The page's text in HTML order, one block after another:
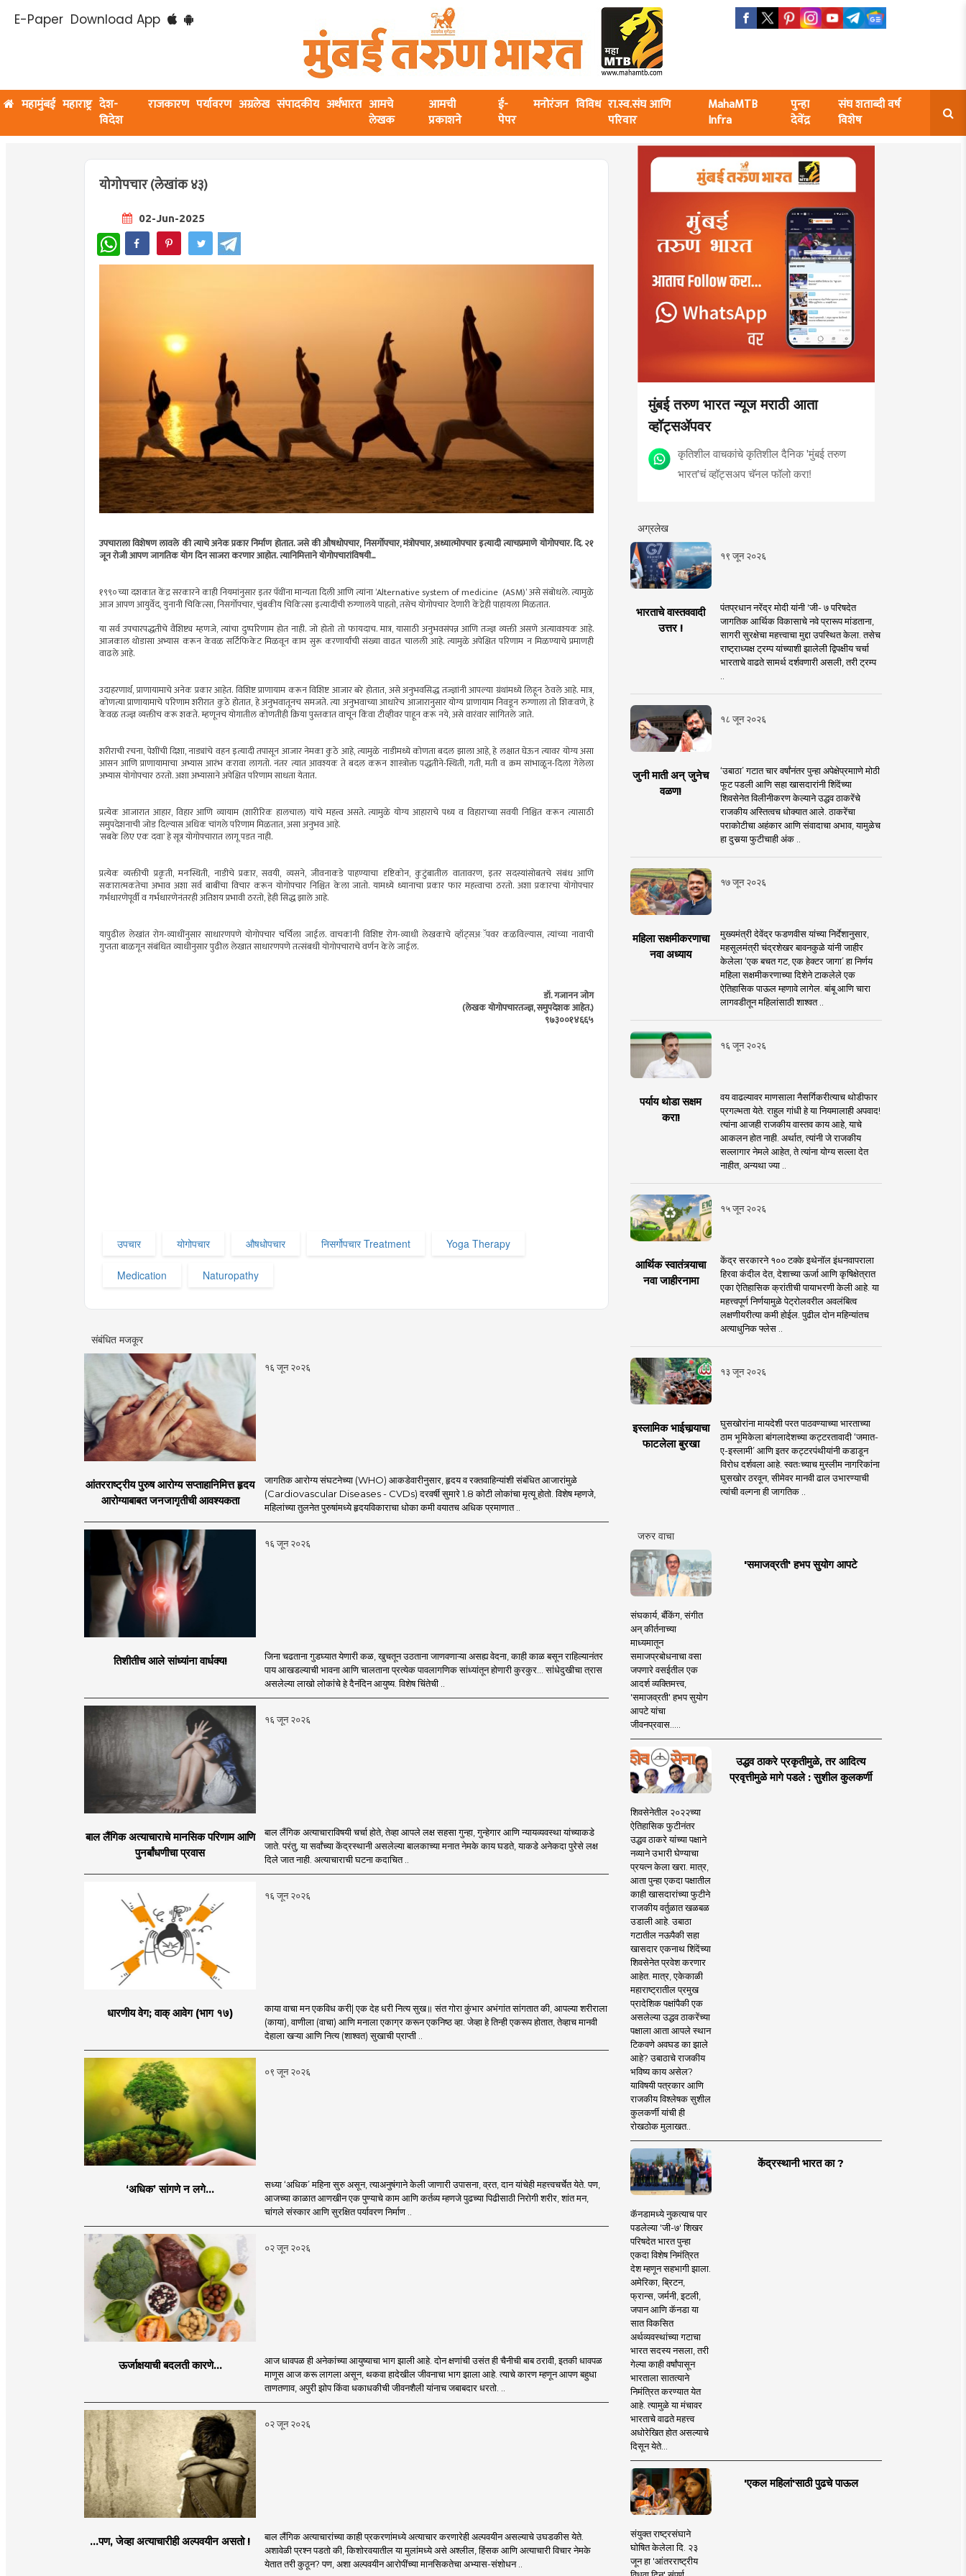
E-Paper Download App
महामुंबई महाराष्ट्र देश-
विदेश
राजकारण पर्यावरण अग्रलेख संपादकीय अर्थभारत आमचे
लेखक
आमची
प्रकाशने
ई-
पेपर
मनोरंजन विविध रा.स्व.संघ आणि
परिवार
MahaMTB
Infra
पुन्हा
देवेंद्र
संघ शताब्दी वर्ष
विशेष
योगोपचार (लेखांक ४३)
02-Jun-2025
WhatsApp
उपचाराला विशेषण लावले की त्याचे अनेक प्रकार निर्माण होतात. जसे की औषधोपचार, निसर्गोपचार, मंत्रोपचार, अध्यात्मोपचार इत्यादी त्याचप्रमाणे योगोपचार. दि. २१
जून रोजी आपण जागतिक योग दिन साजरा करणार आहोत. त्यानिमित्ताने योगोपचारांविषयी...
१९९०च्या दशकात केंद्र सरकारने काही नियमांनुसार इतर पॅथींना मान्यता दिली आणि त्यांना ’Alternative system of medicine (ASM)’ असे संबोधले. त्यामुळे
आज आपण आयुर्वेद, युनानी चिकित्सा, निसर्गोपचार, चुंबकीय चिकित्सा इत्यादींची रुग्णालये पाहतो, तसेच योगोपचार देणारी केंद्रेही पाहायला मिळतात.
या सर्व उपचारपद्धतीचे वैशिष्ट्य म्हणजे, त्यांचा दुष्परिणाम होत नाही. जो होतो तो फायदाच. मात्र, यासाठी अनुभवसंपन्न आणि तज्ज्ञ व्यक्ती असणे अत्यावश्यक आहे.
आजकाल थोडासा अभ्यास करून केवळ सर्टिफिकेट मिळवून काम सुरू करणार्यांची संख्या वाढत चालली आहे. त्यामुळे अपेक्षित परिणाम न मिळण्याचे प्रमाणही
वाढले आहे.
उदाहरणार्थ, प्राणायामाचे अनेक प्रकार आहेत. विशिष्ट प्राणायाम करून विशिष्ट आजार बरे होतात, असे अनुभवसिद्ध तज्ज्ञांनी आपल्या ग्रंथांमध्ये लिहून ठेवले आहे. मात्र,
कोणत्या प्राणायामाचे परिणाम शरीरात कुठे होतात, हे अनुभवातूनच समजते. त्या अनुभवाच्या आधारेच आजारानुसार योग्य प्राणायाम निवडून रुग्णाला तो शिकवणे, हे
केवळ तज्ज्ञ व्यक्तीच करू शकते. म्हणूनच योगातील कोणतीही क्रिया पुस्तकात वाचून किंवा टीव्हीवर पाहून करू नये, असे वारंवार सांगितले जाते.
शरीराची रचना, पेशींची दिशा, नाड्यांचे वहन इत्यादी तपासून आजार नेमका कुठे आहे, त्यामुळे नाडीमध्ये कोणता बदल झाला आहे, हे लक्षात घेऊन त्यावर योग्य असा
आसन आणि प्राणायामाचा अभ्यास आरंभ करावा लागतो. नंतर त्यात आवश्यक ते बदल करून शास्त्रोक्त पद्धतीने-स्थिती, गती, मती व क्रम सांभाळून-दिला गेलेला
अभ्यास योगोपचार ठरतो. अशा अभ्यासाने अपेक्षित परिणाम साधता येतात.
प्रत्येक आजारात आहार, विहार आणि व्यायाम (शारीरिक हालचाल) यांचे महत्त्व असते. त्यामुळे योग्य आहाराचे पथ्य व विहाराच्या सवयी निश्चित करून त्यासाठी
समुपदेशनाची जोड दिल्यास अधिक चांगले परिणाम मिळतात, असा अनुभव आहे.
‘सबके लिए एक दवा’ हे सूत्र योगोपचारात लागू पडत नाही.
प्रत्येक व्यक्तीची प्रकृती, मनःस्थिती, नाडीचे प्रकार, सवयी, व्यसने, जीवनाकडे पाहण्याचा दृष्टिकोन, कुटुंबातील वातावरण, इतर सदस्यांसोबतचे संबंध आणि
सकारात्मकतेचा अभाव अशा सर्व बाबींचा विचार करून योगोपचार निश्चित केला जातो. यामध्ये ध्यानाचा प्रकार फार महत्त्वाचा ठरतो. अशा प्रकारचा योगोपचार
गर्भधारणेपूर्वी व गर्भधारणेनंतरही अतिशय प्रभावी ठरतो, हेही सिद्ध झाले आहे.
यापुढील लेखांत रोग-व्याधींनुसार साधारणपणे योगोपचार चर्चिला जाईल. वाचकांनी विशिष्ट रोग-व्याधी लेखकाचे व्हॉट्सअॅपवर कळविल्यास, त्यांच्या नावाची
गुप्तता बाळगून संबंधित व्याधीनुसार पुढील लेखात साधारणपणे तत्संबधी योगोपचाराचे वर्णन केले जाईल.
डॉ. गजानन जोग
(लेखक योगोपचारतज्ज्ञ, समुपदेशक आहेत.)
९७३००१४६६५
उपचार योगोपचार औषधोपचार निसर्गोपचार Treatment Yoga Therapy
Medication Naturopathy
संबंधित मजकूर
१६ जून २०२६
आंतरराष्ट्रीय पुरुष आरोग्य सप्ताहानिमित्त हृदय
आरोग्याबाबत जनजागृतीची आवश्यकता
जागतिक आरोग्य संघटनेच्या (WHO) आकडेवारीनुसार, हृदय व रक्तवाहिन्यांशी संबंधित आजारांमुळे
(Cardiovascular Diseases - CVDs) दरवर्षी सुमारे 1.8 कोटी लोकांचा मृत्यू होतो. विशेष म्हणजे,
महिलांच्या तुलनेत पुरुषांमध्ये हृदयविकाराचा धोका कमी वयातच अधिक प्रमाणात ..
१६ जून २०२६
तिशीतीच आले सांध्यांना वार्धक्य!
जिना चढताना गुडघ्यात येणारी कळ, खुचतून उठताना जाणवणाऱ्या असह्य वेदना, काही काळ बसून राहिल्यानंतर
पाय आखडल्याची भावना आणि चालताना प्रत्येक पावलागणिक सांध्यांतून होणारी कुरकुर... सांधेदुखीचा त्रास
असलेल्या लाखो लोकांचे हे दैनंदिन आयुष्य. विशेष चिंतेची ..
१६ जून २०२६
बाल लैंगिक अत्याचाराचे मानसिक परिणाम आणि
पुनर्बांधणीचा प्रवास
बाल लैंगिक अत्याचाराविषयी चर्चा होते, तेव्हा आपले लक्ष सहसा गुन्हा, गुन्हेगार आणि न्यायव्यवस्था यांच्याकडे
जाते. परंतु, या सर्वांच्या केंद्रस्थानी असलेल्या बालकाच्या मनात नेमके काय घडते, याकडे अनेकदा पुरेसे लक्ष
दिले जात नाही. अत्याचाराची घटना कदाचित ..
१६ जून २०२६
धारणीय वेग; वाक्‌‍ आवेग (भाग १७)
काया वाचा मन एकविध करी| एक देह धरी नित्य सुख॥ संत गोरा कुंभार अभंगांत सांगतात की, आपल्या शरीराला
(काया), वाणीला (वाचा) आणि मनाला एकाग्र करून एकनिष्ठ व्हा. जेव्हा हे तिन्ही एकरूप होतात, तेव्हाच मानवी
देहाला खऱ्या आणि नित्य (शाश्वत) सुखाची प्राप्ती ..
०९ जून २०२६
‘अधिक‌’ सांगणे न लगे...
सध्या ‌‘अधिक‌’ महिना सुरु असून, त्याअनुषंगाने केली जाणारी उपासना, व्रत, दान यांचेही महत्त्वचर्चेत येते. पण,
आजच्या काळात आणखीन एक पुण्याचे काम आणि कर्तव्य म्हणजे पुढच्या पिढीसाठी निरोगी शरीर, शांत मन,
चांगले संस्कार आणि सुरक्षित पर्यावरण निर्माण ..
०२ जून २०२६
ऊर्जाक्षयाची बदलती कारणे...
आज धावपळ ही अनेकांच्या आयुष्याचा भाग झाली आहे. दोन क्षणांची उसंत ही चैनीची बाब ठरावी, इतकी धावपळ
माणूस आज करू लागला असून, थकवा हादेखील जीवनाचा भाग झाला आहे. त्याचे कारण म्हणून आपण बहुधा
ताणतणाव, अपुरी झोप किंवा धकाधकीची जीवनशैली यांनाच जबाबदार धरतो. ..
०२ जून २०२६
...पण, जेव्हा अत्याचारीही अल्पवयीन असतो !
बाल लैंगिक अत्याचारांच्या काही प्रकरणांमध्ये अत्याचार करणारेही अल्पवयीन असल्याचे उघडकीस येते.
अशावेळी प्रश्न पडतो की, किशोरवयातील या मुलांमध्ये असे अश्लील, हिंसक आणि अत्याचारी विचार नेमके
येतात तरी कुठून? पण, अशा अल्पवयीन आरोपींच्या मानसिकतेचा अभ्यास-संशोधन ..
मुंबई तरुण भारत न्यूज मराठी आता
व्हॉट्सॲपवर
कृतिशील वाचकांचे कृतिशील दैनिक 'मुंबई तरुण
भारत'चं व्हॉट्सअप चॅनल फॉलो करा!
अग्रलेख
१९ जून २०२६
भारताचे वास्तववादी
उत्तर !
पंतप्रधान नरेंद्र मोदी यांनी 'जी- ७ परिषदेत
जागतिक आर्थिक विकासाचे नवे प्रारूप मांडताना,
सागरी सुरक्षेचा महत्त्वाचा मुद्दा उपस्थित केला. तसेच
राष्ट्राध्यक्ष ट्रम्प यांच्याशी झालेली द्विपक्षीय चर्चा
भारताचे वाढते सामर्थ दर्शवणारी असली, तरी ट्रम्प
१८ जून २०२६
जुनी माती अन् जुनेच
वळण!
‘उबाठा’ गटात चार वर्षांनंतर पुन्हा अपेक्षेप्रमााणे मोठी
फूट पडली आणि सहा खासदारांनी शिंदेंच्या
शिवसेनेत विलीनीकरण केल्याने उद्धव ठाकरेंचे
राजकीय अस्तित्वच धोक्यात आले. ठाकरेंचा
पराकोटीचा अहंकार आणि संवादाचा अभाव, यामुळेच
हा दुसर्‍या फुटीचाही अंक ..
१७ जून २०२६
महिला सक्षमीकरणाचा
नवा अध्याय
मुख्यमंत्री देवेंद्र फडणवीस यांच्या निर्देशानुसार,
महसूलमंत्री चंद्रशेखर बावनकुळे यांनी जाहीर
केलेला ‘एक बचत गट, एक हेक्टर जागा’ हा निर्णय
महिला सक्षमीकरणाच्या दिशेने टाकलेले एक
ऐतिहासिक पाऊल म्हणावे लागेल. बांबू आणि चारा
लागवडीतून महिलांसाठी शाश्वत ..
१६ जून २०२६
पर्याय थोडा सक्षम
करा!
वय वाढल्यावर माणसाला नैसर्गिकरीत्याच थोडीफार
प्रगल्भता येते. राहुल गांधी हे या नियमालाही अपवाद!
त्यांना आजही राजकीय वास्तव काय आहे, याचे
आकलन होत नाही. अर्थात, त्यांनी जे राजकीय
सल्लागार नेमले आहेत, ते त्यांना योग्य सल्ला देत
नाहीत, अन्यथा ज्या ..
१५ जून २०२६
आर्थिक स्वातंत्र्याचा
नवा जाहीरनामा
केंद्र सरकारने १०० टक्के इथेनॉल इंधनवापराला
हिरवा कंदील देत, देशाच्या ऊर्जा आणि कृषिक्षेत्रात
एका ऐतिहासिक क्रांतीची पायाभरणी केली आहे. या
महत्त्वपूर्ण निर्णयामुळे पेट्रोलवरील अवलंबित्व
लक्षणीयरीत्या कमी होईल. पुढील दोन महिन्यांतच
अत्याधुनिक फ्लेस ..
१३ जून २०२६
इस्लामिक भाईचार्‍याचा
फाटलेला बुरखा
घुसखोरांना मायदेशी परत पाठवण्याच्या भारताच्या
ठाम भूमिकेला बांगलादेशच्या कट्टरतावादी ‘जमात-
ए-इस्लामी’ आणि इतर कट्टरपंथीयांनी कडाडून
विरोध दर्शवला आहे. स्वतःच्याच मुस्लीम नागरिकांना
घुसखोर ठरवून, सीमेवर मानवी ढाल उभारण्याची
त्यांची वल्गना ही जागतिक ..
जरुर वाचा
'समाजव्रती' हभप सुयोग आपटे
संघकार्य, बँकिंग, संगीत
अन् कीर्तनाच्या
माध्यमातून
समाजप्रबोधनाचा वसा
जपणारे वसईतील एक
आदर्श व्यक्तिमत्त्व,
'समाजव्रती' हभप सुयोग
आपटे यांचा
जीवनप्रवास.....
उद्धव ठाकरे प्रकृतीमुळे, तर आदित्य
प्रवृत्तीमुळे मागे पडले : सुशील कुलकर्णी
शिवसेनेतील २०२२च्या
ऐतिहासिक फुटीनंतर
उद्धव ठाकरे यांच्या पक्षाने
नव्याने उभारी घेण्याचा
प्रयत्न केला खरा. मात्र,
आता पुन्हा एकदा पक्षातील
काही खासदारांच्या फुटीने
राजकीय वर्तुळात खळबळ
उडाली आहे. उबाठा
गटातील नऊपैकी सहा
खासदार एकनाथ शिंदेंच्या
शिवसेनेत प्रवेश करणार
आहेत. मात्र, एकेकाळी
महाराष्ट्रातील प्रमुख
प्रादेशिक पक्षांपैकी एक
असलेल्या उद्धव ठाकरेंच्या
पक्षाला आता आपले स्थान
टिकवणे अवघड का झाले
आहे? उबाठाचे राजकीय
भविष्य काय असेल?
याविषयी पत्रकार आणि
राजकीय विश्लेषक सुशील
कुलकर्णी यांची ही
रोखठोक मुलाखत..
केंद्रस्थानी भारत का ?
कॅनडामध्ये नुकत्याच पार
पडलेल्या 'जी-७' शिखर
परिषदेत भारत पुन्हा
एकदा विशेष निमंत्रित
देश म्हणून सहभागी झाला.
अमेरिका, ब्रिटन,
फ्रान्स, जर्मनी, इटली,
जपान आणि कॅनडा या
सात विकसित
अर्थव्यवस्थांच्या गटाचा
भारत सदस्य नसला, तरी
गेल्या काही वर्षांपासून
भारताला सातत्याने
निमंत्रित करण्यात येत
आहे. त्यामुळे या मंचावर
भारताचे वाढते महत्त्व
अधोरेखित होत असल्याचे
दिसून येते...
'एकल महिलां'साठी पुढचे पाऊल
संयुक्त राष्ट्रसंघाने
घोषित केलेला दि. २३
जून हा 'आंतरराष्ट्रीय